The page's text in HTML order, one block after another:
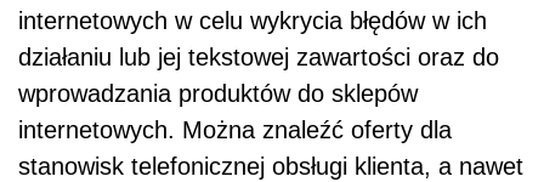
internetowych w celu wykrycia błędów w ich
działaniu lub jej tekstowej zawartości oraz do
wprowadzania produktów do sklepów
internetowych. Można znaleźć oferty dla
stanowisk telefonicznej obsługi klienta, a nawet